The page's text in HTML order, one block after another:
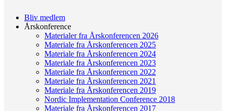
Bliv medlem
Årskonference
Materialer fra Årskonferencen 2026
Materiale fra Årskonferencen 2025
Materiale fra Årskonferencen 2024
Materiale fra Årskonferencen 2023
Materiale fra Årskonferencen 2022
Materiale fra Årskonferencen 2021
Materiale fra Årskonferencen 2019
Nordic Implementation Conference 2018
Materiale fra Årskonferencen 2017